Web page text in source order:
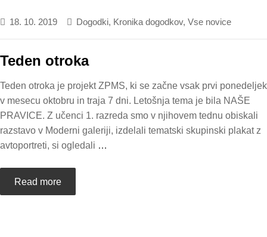
18. 10. 2019 Dogodki, Kronika dogodkov, Vse novice
Teden otroka
Teden otroka je projekt ZPMS, ki se začne vsak prvi ponedeljek
v mesecu oktobru in traja 7 dni. Letošnja tema je bila NAŠE
PRAVICE. Z učenci 1. razreda smo v njihovem tednu obiskali
razstavo v Moderni galeriji, izdelali tematski skupinski plakat z
avtoportreti, si ogledali …
Read more